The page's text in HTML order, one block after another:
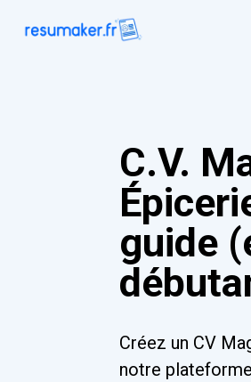
C.V.
guide
Créez un CV
notre